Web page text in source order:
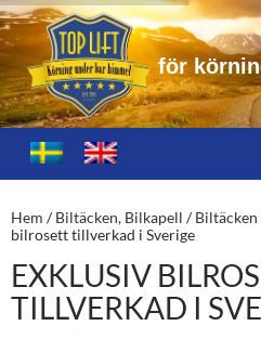
för körnin
Toplift.se – för körning under
HOPPA
TILL
Hem /Biltäcken, Bilkapell /
bilrosett tillverkad i Sverige
EXKLUSIV
TILLVERKAD I